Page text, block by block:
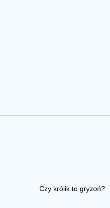
Czy królik to gryzoń?